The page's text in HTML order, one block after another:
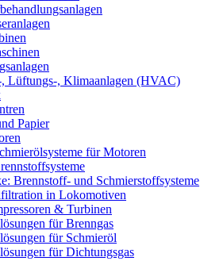
Lüftungs-, Klimaanlagen (HVAC)
Papier
für Motoren
Brennstoff- und Schmierstoffsysteme
in Lokomotiven
& Turbinen
für Brenngas
für Schmieröl
für Dichtungsgas